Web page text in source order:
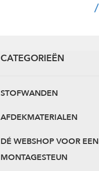
CATEGORIEËN
STOFWANDEN
AFDEKMATERIALEN
DÉ WEBSHOP VOOR EEN
MONTAGESTEUN